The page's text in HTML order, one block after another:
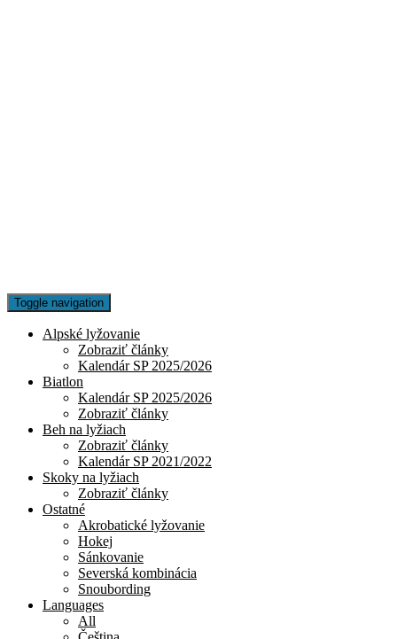
Toggle navigation
Alpské lyžovanie
Zobraziť články
Kalendár SP 2025/2026
Biatlon
Kalendár SP 2025/2026
Zobraziť články
Beh na lyžiach
Zobraziť články
Kalendár SP 2021/2022
Skoky na lyžiach
Zobraziť články
Ostatné
Akrobatické lyžovanie
Hokej
Sánkovanie
Severská kombinácia
Snoubording
Languages
All